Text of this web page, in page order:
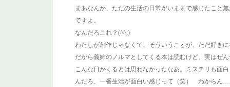
まあなんか、ただの生活の日常がいままで感じたこと
ですよ。
なんだろこれ？(^^;)
わたしが創作じゃなくて、そういうことが、ただ好き
だから義姉のノルマとしてくる本は読むけど、実はぜ
こんな日がくるとは思わなかったなあ。ミステリも面
んだろ、一番生活が面白い感じって（笑） わからん